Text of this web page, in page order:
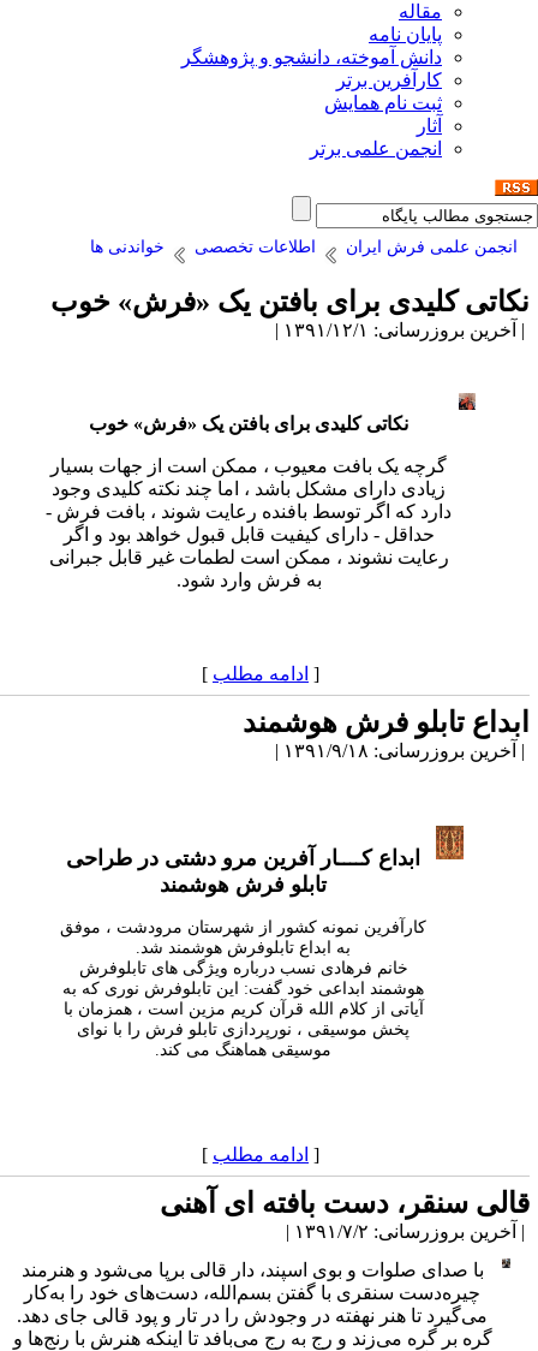
مقاله
پایان نامه
دانش آموخته، دانشجو و پژوهشگر
کارآفرین برتر
ثبت نام همایش
آثار
انجمن علمی برتر
انجمن علمی فرش ایران اطلاعات تخصصی خواندنی ها
کلیدی برای بافتن یک «فرش» خوب
بروزرسانی: ۱۳۹۱/۱۲/۱ |
نکاتی کلیدی برای بافتن یک «فرش» خوب
گرچه یک بافت معیوب ، ممکن است از جهات بسیار
زیادی دارای مشکل باشد ، اما چند نکته کلیدی وجود
دارد که اگر توسط بافنده رعایت شوند ، بافت فرش -
حداقل - دارای کیفیت قابل قبول خواهد بود و اگر
رعایت نشوند ، ممکن است لطمات غیر قابل جبرانی
به فرش وارد شود.
ادامه مطلب]
تابلو فرش هوشمند
بروزرسانی: ۱۳۹۱/۹/۱۸ |
ابداع کــــار آفرین مرو دشتی در طراحی
تابلو فرش هوشمند
کارآفرین نمونه کشور از شهرستان مرودشت ، موفق
به ابداع تابلوفرش هوشمند شد.
خانم فرهادی نسب درباره ویژگی های تابلوفرش
هوشمند ابداعی خود گفت: این تابلوفرش نوری که به
آیاتی از کلام الله قرآن کریم مزین است ، همزمان با
پخش موسیقی ، نورپردازی تابلو فرش را با نوای
موسیقی هماهنگ می کند.
ادامه مطلب]
سنقر، دست بافته ای آهنی
بروزرسانی: ۱۳۹۱/۷/۲ |
با صدای صلوات و بوی اسپند، دار قالی برپا می‌شود و هنرمند
چیره‌دست سنقری با گفتن بسم‌الله، دست‌های خود را به‌کار
می‌گیرد تا هنر نهفته در وجودش را در تار و پود قالی جای دهد.
گره بر گره می‌زند و رج به رج می‌بافد تا اینکه هنرش با رنج‌ها و